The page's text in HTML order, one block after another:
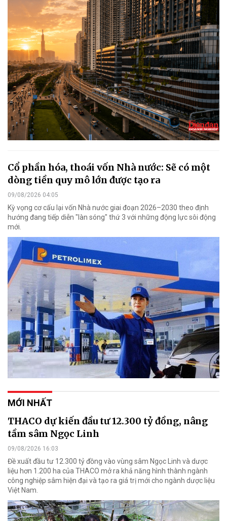
Cổ phần hóa, thoái vốn Nhà nước: Sẽ có một
dòng tiền quy mô lớn được tạo ra
09/08/2026 04:05
Kỳ vọng cơ cấu lại vốn Nhà nước giai đoạn 2026–2030 theo định
hướng đang tiếp diễn "làn sóng" thứ 3 với những động lực sôi động
mới.
MỚI NHẤT
THACO dự kiến đầu tư 12.300 tỷ đồng, nâng
tầm sâm Ngọc Linh
09/08/2026 16:03
Đề xuất đầu tư 12.300 tỷ đồng vào vùng sâm Ngọc Linh và dược
liệu hơn 1.200 ha của THACO mở ra khả năng hình thành ngành
công nghiệp sâm hiện đại và tạo ra giá trị mới cho ngành dược liệu
Việt Nam.